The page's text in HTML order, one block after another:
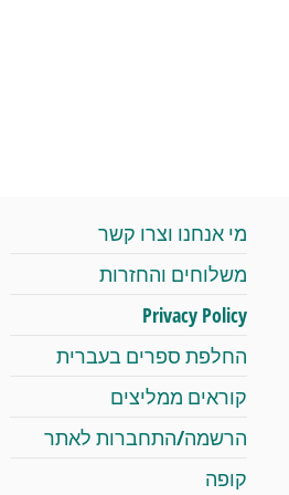
מי אנחנו וצרו קשר
משלוחים והחזרות
Privacy Policy
החלפת ספרים בעברית
קוראים ממליצים
הרשמה/התחברות לאתר
קופה